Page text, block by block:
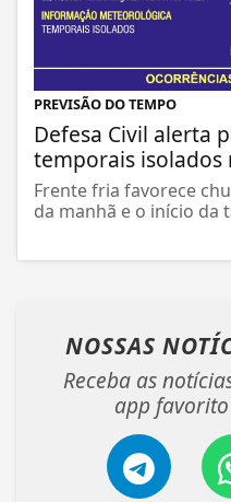
PREVISÃO DO TEMPO
Defesa Civil alerta
temporais
Frente fria favorece
da manhã e o início da
NOSSAS
Receba as
app